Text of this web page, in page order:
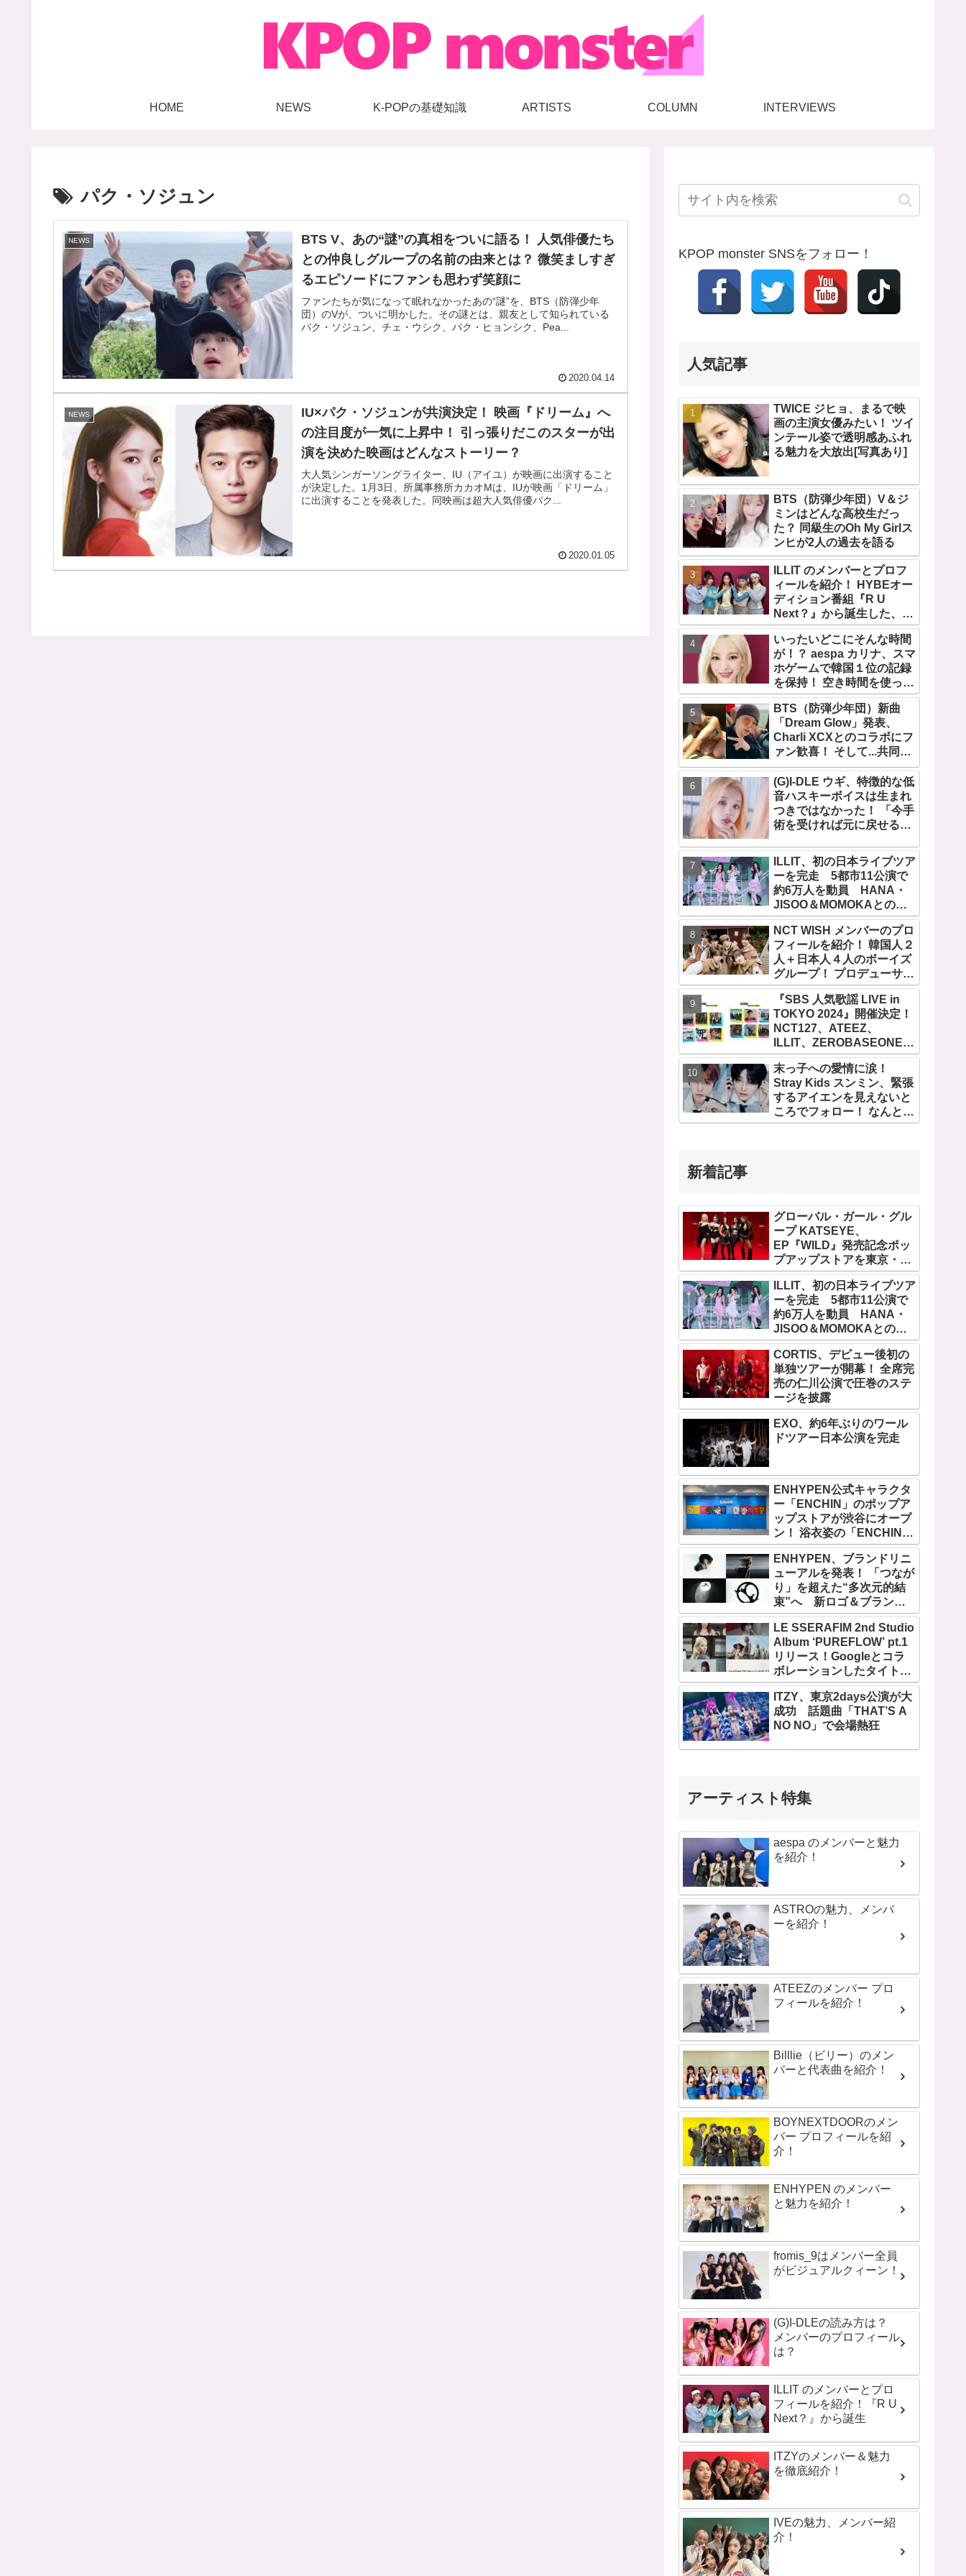
HOME NEWS K-POPの基礎知識 ARTISTS COLUMN INTERVIEWS
パク・ソジュン
NEWS
BTS V、あの“謎”の真相をついに語る！ 人気俳優たち
との仲良しグループの名前の由来とは？ 微笑ましすぎ
るエピソードにファンも思わず笑顔に
ファンたちが気になって眠れなかったあの“謎”を、BTS（防弾少年
団）のVが、ついに明かした。その謎とは、親友として知られている
パク・ソジュン、チェ・ウシク、パク・ヒョンシク、Pea...
2020.04.14
NEWS
IU×パク・ソジュンが共演決定！ 映画『ドリーム』へ
の注目度が一気に上昇中！ 引っ張りだこのスターが出
演を決めた映画はどんなストーリー？
大人気シンガーソングライター、IU（アイユ）が映画に出演すること
が決定した。1月3日、所属事務所カカオMは、IUが映画「ドリーム」
に出演することを発表した。同映画は超大人気俳優パク...
2020.01.05
KPOP monster SNSをフォロー！
人気記事
TWICE ジヒョ、まるで映
画の主演女優みたい！ ツイ
ンテール姿で透明感あふれ
る魅力を大放出[写真あり]
BTS（防弾少年団）V＆ジ
ミンはどんな高校生だっ
た？ 同級生のOh My Girlス
ンヒが2人の過去を語る
ILLIT のメンバーとプロフ
ィールを紹介！ HYBEオー
ディション番組『R U
Next？』から誕生した、日
本人のイロハとモカを含む
5人組ガールズグループ！
デビュー曲「Magnetic」が
いきなりの大ヒット
いったいどこにそんな時間
が！？ aespa カリナ、スマ
ホゲームで韓国１位の記録
を保持！ 空き時間を使って
１万回ものミニゲームをク
リア「芸能人たちが時間が
ないと言っているのは全部
嘘」
BTS（防弾少年団）新曲
「Dream Glow」発表、
Charli XCXとのコラボにフ
ァン歓喜！ そして...共同制
作者が明かすジミンへの思
い「彼の夢、そして彼の絶
望から生まれた歌」
(G)I-DLE ウギ、特徴的な低
音ハスキーボイスは生まれ
つきではなかった！ 「今手
術を受ければ元に戻せるけ
とは？
ILLIT、初の日本ライブツア
ーを完走 5都市11公演で
約6万人を動員 HANA・
JISOO＆MOMOKAとのス
ペシャルコラボも実現
NCT WISH メンバーのプロ
フィールを紹介！ 韓国人２
人＋日本人４人のボーイズ
グループ！ プロデューサー
はアジアの歌姫BoA！ シオ
ン、ジェヒ、リク、ユウ
シ、リョウ、サクヤの魅力
を徹底解説
『SBS 人気歌謡 LIVE in
TOKYO 2024』開催決定！
NCT127、ATEEZ、
ILLIT、ZEROBASEONE、
SHINee テミン、THE
BOYZなど、豪華アーティ
スト出演決定！ 10月12
日・13日、さいたまスーパ
ーアリーナにて
末っ子への愛情に涙！
Stray Kids スンミン、緊張
するアイエンを見えないと
ころでフォロー！ なんと直
接「アイエンをよろしく」
新着記事
グローバル・ガール・グル
ープ KATSEYE、
EP『WILD』発売記念ポッ
プアップストアを東京・原
宿で開催 限定グッズも登
場ILLIT、初の日本ライブツア
ーを完走 5都市11公演で
約6万人を動員 HANA・
JISOO＆MOMOKAとのス
ペシャルコラボも実現
CORTIS、デビュー後初の
単独ツアーが開幕！ 全席完
売の仁川公演で圧巻のステ
ージを披露
EXO、約6年ぶりのワール
ドツアー日本公演を完走
ENHYPEN公式キャラクタ
ー「ENCHIN」のポップア
ップストアが渋谷にオープ
ン！ 浴衣姿の「ENCHIN」
が登場
ENHYPEN、ブランドリニ
ューアルを発表！ 「つなが
り」を超えた“多次元的結
束”へ 新ロゴ＆ブランド
フィルム公開
LE SSERAFIM 2nd Studio
Album ‘PUREFLOW’ pt.1
リリース！Googleとコラ
ボレーションしたタイトル
曲「BOOMPALA」MVも公
開
ITZY、東京2days公演が大
成功 話題曲「THAT’S A
NO NO」で会場熱狂
アーティスト特集
aespa のメンバーと魅力
を紹介！
ASTROの魅力、メンバ
ーを紹介！
ATEEZのメンバー プロ
フィールを紹介！
Billlie（ビリー）のメン
バーと代表曲を紹介！
BOYNEXTDOORのメン
バー プロフィールを紹
介！
ENHYPEN のメンバー
と魅力を紹介！
fromis_9はメンバー全員
がビジュアルクィーン！
(G)I-DLEの読み方は？
メンバーのプロフィール
は？
ILLIT のメンバーとプロ
フィールを紹介！『R U
Next？』から誕生
ITZYのメンバー＆魅力
を徹底紹介！
IVEの魅力、メンバー紹
介！